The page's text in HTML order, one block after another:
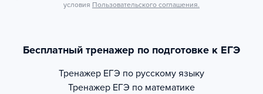
условия Пользовательского соглашения.
Бесплатный тренажер по подготовке к ЕГЭ
Тренажер ЕГЭ по русскому языку
Тренажер ЕГЭ по математике